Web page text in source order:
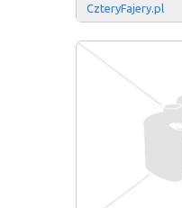
CzteryFajery.pl